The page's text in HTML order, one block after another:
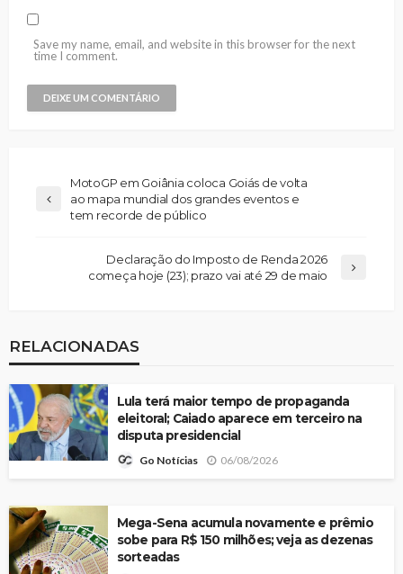
Save my name, email, and website in this browser for the next
time I comment.
MotoGP em Goiânia coloca Goiás de volta
ao mapa mundial dos grandes eventos e
tem recorde de público
Declaração do Imposto de Renda 2026
começa hoje (23); prazo vai até 29 de maio
RELACIONADAS
Lula terá maior tempo de propaganda
eleitoral; Caiado aparece em terceiro na
disputa presidencial
Go Notícias 06/08/2026
Mega-Sena acumula novamente e prêmio
sobe para R$ 150 milhões; veja as dezenas
sorteadas